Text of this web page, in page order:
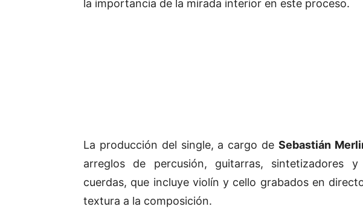
la importancia de la mirada interior en este proceso.
La producción del single, a cargo de Sebastián
arreglos de percusión, guitarras, sintetizadores
cuerdas, que incluye violín y cello grabados en
textura a la composición.